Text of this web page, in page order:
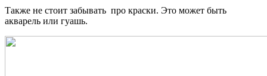
Также не стоит забывать про краски. Это может быть
акварель или гуашь.